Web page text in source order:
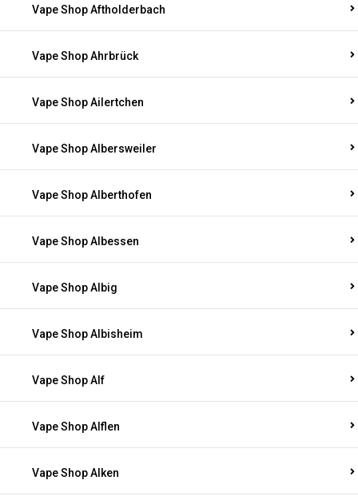
Vape Shop Aftholderbach
Vape Shop Ahrbrück
Vape Shop Ailertchen
Vape Shop Albersweiler
Vape Shop Alberthofen
Vape Shop Albessen
Vape Shop Albig
Vape Shop Albisheim
Vape Shop Alf
Vape Shop Alflen
Vape Shop Alken